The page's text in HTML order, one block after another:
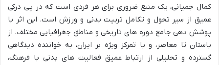
کمال جمیانی، یک منبع ضروری برای هر فردی است که در پی درکی
عمیق از سیر تحول و تکامل تربیت بدنی و ورزش است. این اثر با
پوشش دهی جامع دوره های تاریخی و مناطق جغرافیایی مختلف، از
باستان تا معاصر، و با تمرکز ویژه بر ایران، به خواننده دیدگاهی
گسترده و تحلیلی از ارتباط عمیق فعالیت های بدنی با فرهنگ،